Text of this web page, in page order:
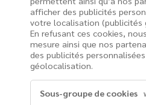
afficher des publicités
votre localisation (publicités
En refusant ces cookies,
mesure ainsi que nos
des publicités
géolocalisation.
Cookies
de